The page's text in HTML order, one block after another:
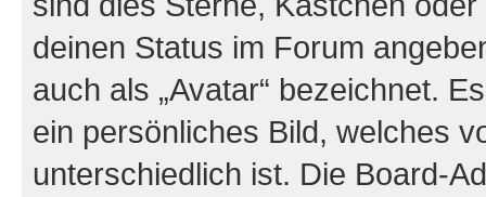
deinen Status im Forum
auch als „Avatar“ bezeichnet.
ein persönliches Bild, welches
unterschiedlich ist. Die Board-